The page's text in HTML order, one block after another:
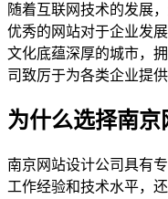
随着互联网技术的发展
优秀的网站对于企业发
文化底蕴深厚的城市，
司致厉于为各类企业提
为什么选择南京
南京网站设计公司具有
工作经验和技术水平，